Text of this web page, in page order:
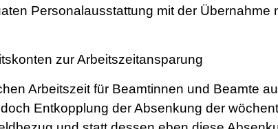
Personalausstattung mit der Übernahme
zur Arbeitszeitansparung
Arbeitszeit für Beamtinnen und Beamte
Entkopplung der Absenkung der